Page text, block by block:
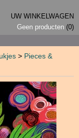
UW WINKELWAGEN
Geen producten (0)
> Pieces &